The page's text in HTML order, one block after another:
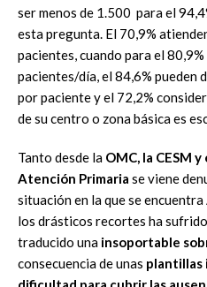
ser menos de 1.500 para el
esta pregunta. El 70,9%
pacientes, cuando para el
pacientes/día, el 84,6% pueden
por paciente y el 72,2%
de su centro o zona básica es
Tanto desde la OMC, la CESM
Atención Primaria se viene
situación en la que se
los drásticos recortes ha
traducido una insoportable
consecuencia de unas plantillas